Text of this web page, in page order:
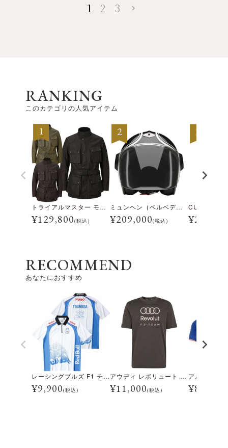
1 2 3
RANKING
このカテゴリの人気アイテム
トライアルマスター モーターサイクル ジャケット
¥129,800(税込)
ミュンヘン（ベルベデーレ）
¥209,000(税込) ¥28,600
RECOMMEND
あなたにおすすめ
レーシングブルズ F1 チーム 角田裕毅 ドライバーズ ポロシャツ 2025
¥9,900(税込)
アウディ レボリュート F1 チーム DNA グラフィック Tシャツ
¥11,000(税込) ¥8,800